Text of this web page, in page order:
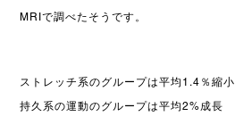
MRIで調べたそうです。
ストレッチ系のグループは平均1.4％縮小
持久系の運動のグループは平均2%成長